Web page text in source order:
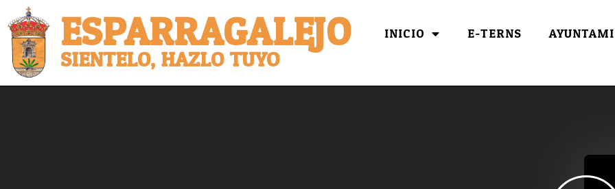
ESPARRAGALEJO
SIENTELO, HAZLO TUYO
INICIO E-TERNS